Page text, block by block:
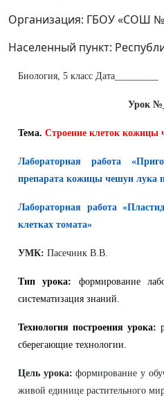
Организация: ГБОУ «СОШ
Населенный пункт:
Биология, 5 класс Дата_________
Урок
Тема.Строение клеток кожицы
Лабораторная работа
препарата кожицы чешуи лука
Лабораторная работа
клетках томата»
УМК:Пасечник В.В.
Тип урока: формирование
систематизация знаний.
Технология построения урока:
сберегающие технологии.
Цель урока:формирование у
живой единице растительного